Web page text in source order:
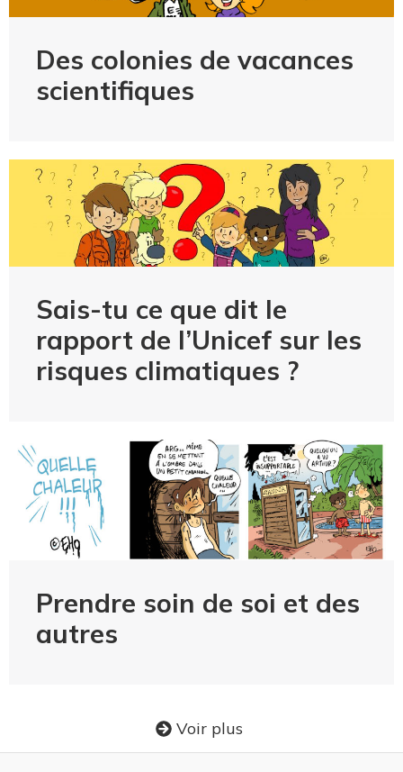
Des colonies de vacances
scientifiques
Sais-tu ce que dit le
rapport de l’Unicef sur les
risques climatiques ?
Prendre soin de soi et des
autres
Voir plus